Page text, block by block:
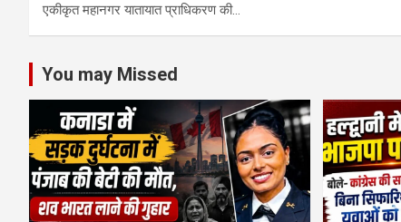
एकीकृत महानगर यातायात प्राधिकरण की…
You may Missed